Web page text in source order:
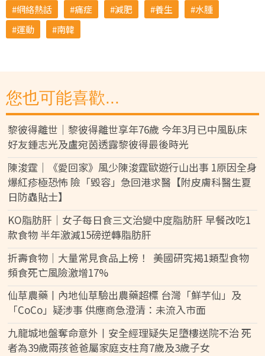
網絡熱話 痛症 減肥 養生
水腫
運動
南韓
您也可能喜歡...
黎彼得離世｜黎彼得離世享年76歲 今年3月已中風臥床
好友鍾志光及盧宛茵透露黎彼得最後時光
陳浚霆｜《愛回家》風少陳浚霆歐遊行山出事 1原因全身
爆紅疹極恐怖 險「毀容」急回港求醫【附皮膚科醫生夏
日防蟲貼士】
KO脂肪肝｜女子每日食三文治變中度脂肪肝 早餐改吃1
款食物 半年激減15磅逆轉脂肪肝
折壽食物｜大量常見食品上榜！ 美國研究揭1類型食物
頻食死亡風險激增17%
仙草農藥丨內地仙草驗出農藥超標 台灣「鮮芋仙」及
「CoCo」疑涉事 供應商急澄清：未流入市面
九龍城地盤奪命意外丨安全經理疑失足墮樓送院不治 死
者為39歲兩孩爸爸屬家庭支柱育7歲及3歲子女